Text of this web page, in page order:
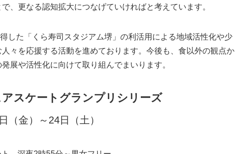
、更なる認知拡大につなげていければと考えています。
した「くら寿司スタジアム堺」の利活用による地域活性化や少
々を応援する活動を進めております。今後も、食以外の観点か
展や活性化に向けて取り組んでまいります。
スケートグランプリシリーズ
金）～24日（土）